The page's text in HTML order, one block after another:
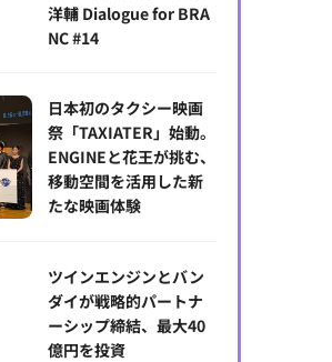
ワード2025受賞結果一覧：アニメ・オブ・
洋輔 Dialogue for BRA
NC #14
日本初のタクシー映画
祭「TAXIATER」始動。
ENGINEと花王が挑む、
移動空間を活用した新
たな映画体験
ツインエンジンとバン
ダイが戦略的パートナ
ーシップ締結、最大40
億円を投資